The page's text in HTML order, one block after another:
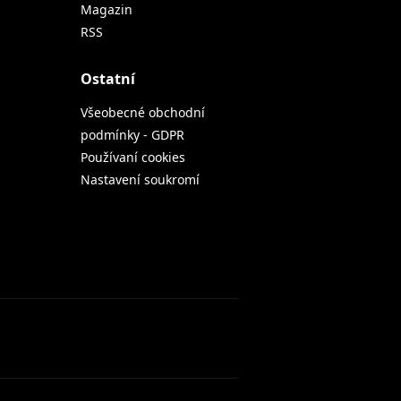
Magazin
RSS
Ostatní
Všeobecné obchodní
podmínky - GDPR
Používaní cookies
Nastavení soukromí